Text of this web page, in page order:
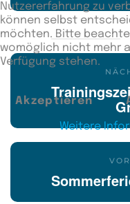
Nutzererfahrung zu
können selbst
möchten. Bitte
womöglich nicht mehr
Verfügung stehen.
Akzeptieren
Weitere